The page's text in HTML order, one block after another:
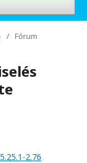
/ Fórum
2.76